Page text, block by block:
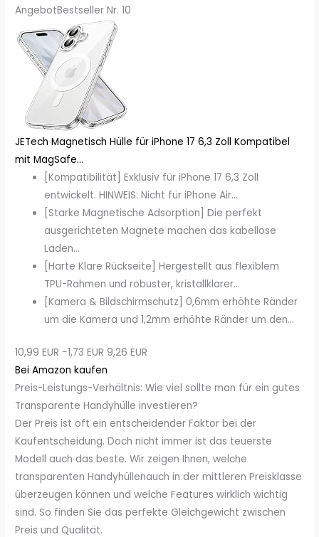
AngebotBestseller Nr. 10
JETech Magnetisch Hülle für iPhone 17 6,3 Zoll Kompatibel
mit MagSafe...
[Kompatibilität] Exklusiv für iPhone 17 6,3 Zoll
entwickelt. HINWEIS: Nicht für iPhone Air...
[Starke Magnetische Adsorption] Die perfekt
ausgerichteten Magnete machen das kabellose
Laden...
[Harte Klare Rückseite] Hergestellt aus flexiblem
TPU-Rahmen und robuster, kristallklarer...
[Kamera & Bildschirmschutz] 0,6mm erhöhte Ränder
um die Kamera und 1,2mm erhöhte Ränder um den...
10,99 EUR −1,73 EUR 9,26 EUR
Bei Amazon kaufen
Preis-Leistungs-Verhältnis: Wie viel sollte man für ein gutes
Transparente Handyhülle investieren?
Der Preis ist oft ein entscheidender Faktor bei der
Kaufentscheidung. Doch nicht immer ist das teuerste
Modell auch das beste. Wir zeigen Ihnen, welche
transparenten Handyhüllenauch in der mittleren Preisklasse
überzeugen können und welche Features wirklich wichtig
sind. So finden Sie das perfekte Gleichgewicht zwischen
Preis und Qualität.